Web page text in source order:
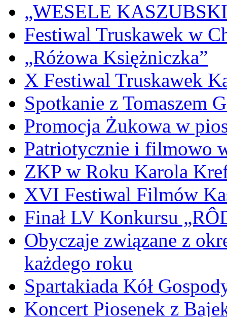
„WESELE
Festiwal Truskawek w
„Różowa Księżniczka”
X Festiwal Truskawek
Spotkanie z Tomaszem
Promocja Żukowa w
Patriotycznie i filmowo
ZKP w Roku Karola
XVI Festiwal Filmów
Finał LV Konkursu
Obyczaje związane z
każdego roku
Spartakiada Kół
Koncert Piosenek z